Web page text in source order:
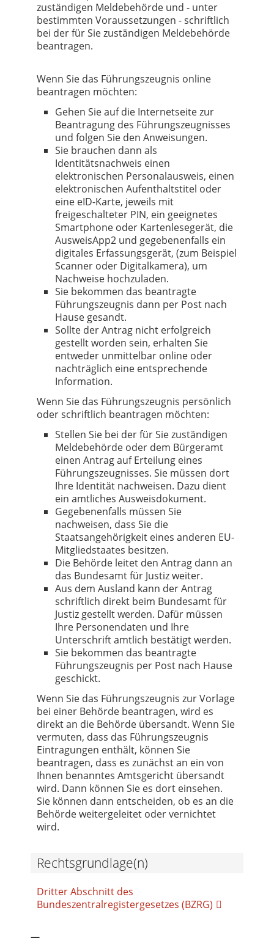
zuständigen Meldebehörde und - unter
bestimmten Voraussetzungen - schriftlich
bei der für Sie zuständigen Meldebehörde
beantragen.
Wenn Sie das Führungszeugnis online
beantragen möchten:
Gehen Sie auf die Internetseite zur
Beantragung des Führungszeugnisses
und folgen Sie den Anweisungen.
Sie brauchen dann als
Identitätsnachweis einen
elektronischen Personalausweis, einen
elektronischen Aufenthaltstitel oder
eine eID-Karte, jeweils mit
freigeschalteter PIN, ein geeignetes
Smartphone oder Kartenlesegerät, die
AusweisApp2 und gegebenenfalls ein
digitales Erfassungsgerät, (zum Beispiel
Scanner oder Digitalkamera), um
Nachweise hochzuladen.
Sie bekommen das beantragte
Führungszeugnis dann per Post nach
Hause gesandt.
Sollte der Antrag nicht erfolgreich
gestellt worden sein, erhalten Sie
entweder unmittelbar online oder
nachträglich eine entsprechende
Information.
Wenn Sie das Führungszeugnis persönlich
oder schriftlich beantragen möchten:
Stellen Sie bei der für Sie zuständigen
Meldebehörde oder dem Bürgeramt
einen Antrag auf Erteilung eines
Führungszeugnisses. Sie müssen dort
Ihre Identität nachweisen. Dazu dient
ein amtliches Ausweisdokument.
Gegebenenfalls müssen Sie
nachweisen, dass Sie die
Staatsangehörigkeit eines anderen EU-
Mitgliedstaates besitzen.
Die Behörde leitet den Antrag dann an
das Bundesamt für Justiz weiter.
Aus dem Ausland kann der Antrag
schriftlich direkt beim Bundesamt für
Justiz gestellt werden. Dafür müssen
Ihre Personendaten und Ihre
Unterschrift amtlich bestätigt werden.
Sie bekommen das beantragte
Führungszeugnis per Post nach Hause
geschickt.
Wenn Sie das Führungszeugnis zur Vorlage
bei einer Behörde beantragen, wird es
direkt an die Behörde übersandt. Wenn Sie
vermuten, dass das Führungszeugnis
Eintragungen enthält, können Sie
beantragen, dass es zunächst an ein von
Ihnen benanntes Amtsgericht übersandt
wird. Dann können Sie es dort einsehen.
Sie können dann entscheiden, ob es an die
Behörde weitergeleitet oder vernichtet
wird.
Rechtsgrundlage(n)
Dritter Abschnitt des
Bundeszentralregistergesetzes (BZRG)